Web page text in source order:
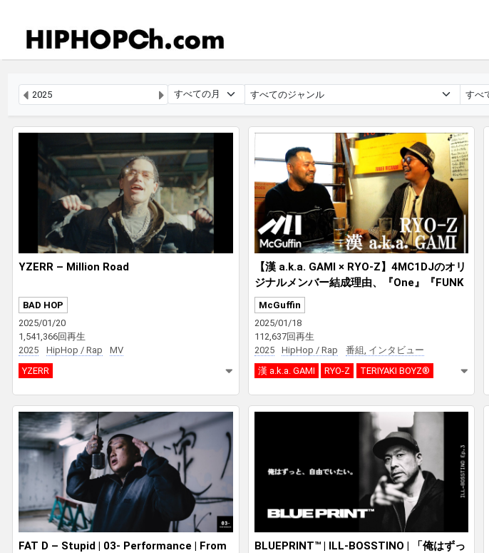
YZERR – Million Road
BAD HOP
2025/01/20
1,541,366回再生
2025
HipHop / Rap
MV
YZERR
【漢 a.k.a. GAMI × RYO-Z】4MC1DJのオリ
ジナルメンバー結成理由、『One』『FUNK
ASTIC』などヒット曲制作秘話、TERIYAKI
BOYZ®結成の裏側
McGuffin
2025/01/18
112,637回再生
2025
HipHop / Rap
番組, インタビュー
漢 a.k.a. GAMI
RYO-Z TERIYAKI BOYZ®
FAT D – Stupid | 03- Performance | From
BLUEPRINT™ | ILL-BOSSTINO | 「俺はずっ